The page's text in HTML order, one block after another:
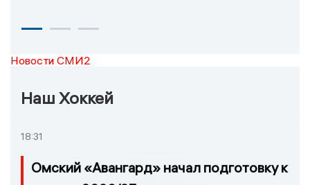
Новости СМИ2
Наш Хоккей
18:31
Омский «Авангард» начал подготовку к